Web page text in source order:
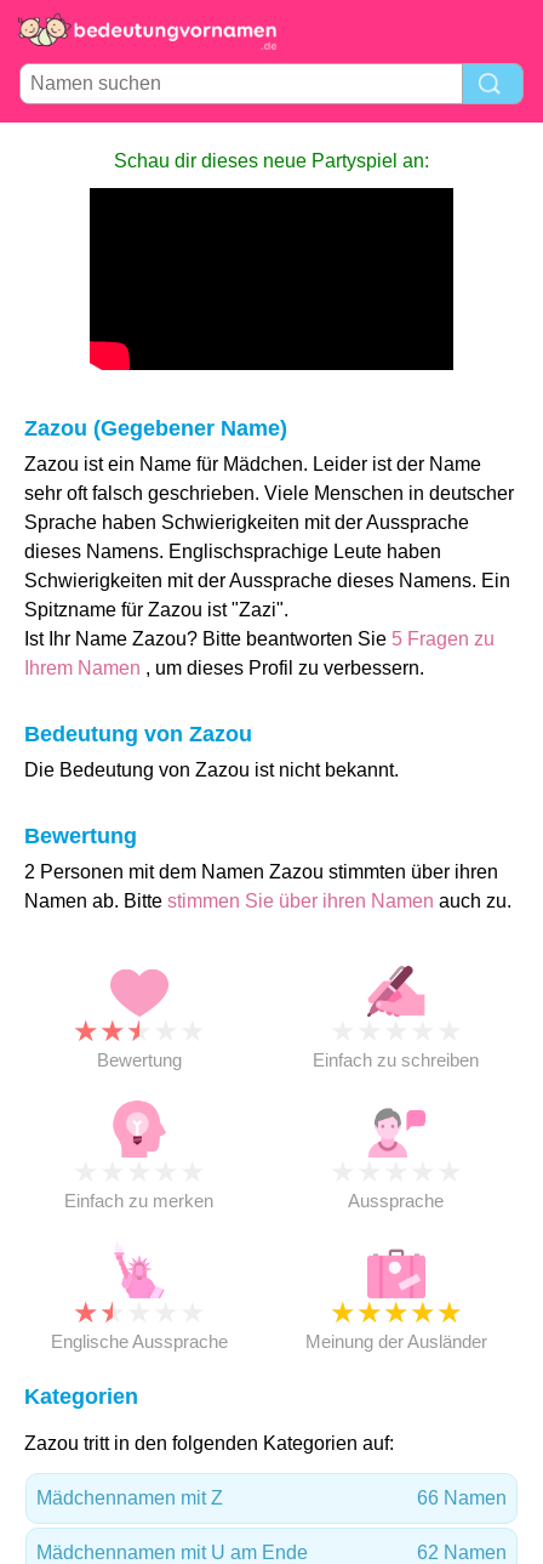
Schau dir dieses neue Partyspiel an:
Zazou (Gegebener Name)
Zazou ist ein Name für Mädchen. Leider ist der Name
sehr oft falsch geschrieben. Viele Menschen in deutscher
Sprache haben Schwierigkeiten mit der Aussprache
dieses Namens. Englischsprachige Leute haben
Schwierigkeiten mit der Aussprache dieses Namens. Ein
Spitzname für Zazou ist "Zazi".
Ist Ihr Name Zazou? Bitte beantworten Sie 5 Fragen zu
Ihrem Namen , um dieses Profil zu verbessern.
Bedeutung von Zazou
Die Bedeutung von Zazou ist nicht bekannt.
Bewertung
2 Personen mit dem Namen Zazou stimmten über ihren
Namen ab. Bitte stimmen Sie über ihren Namen auch zu.
★★★
Bewertung Einfach zu schreiben
Einfach zu merken Aussprache
★★
Englische Aussprache
★★★★★
Meinung der Ausländer
Kategorien
Zazou tritt in den folgenden Kategorien auf:
Mädchennamen mit Z 66 Namen
Mädchennamen mit U am Ende 62 Namen